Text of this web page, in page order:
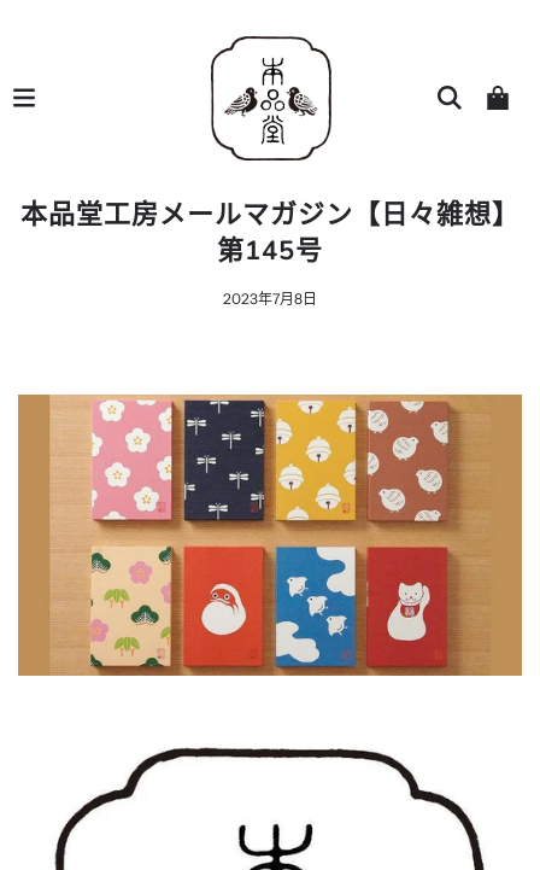
本品堂工房メールマガジン【日々雑想】
第145号
2023年7月8日